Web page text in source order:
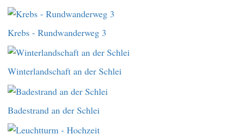
Krebs - Rundwanderweg 3
Winterlandschaft an der Schlei
Badestrand an der Schlei